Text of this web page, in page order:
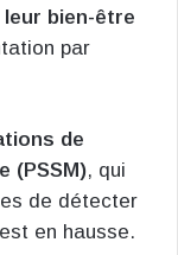
bien-être
par
de
(PSSM), qui
de détecter
en hausse.